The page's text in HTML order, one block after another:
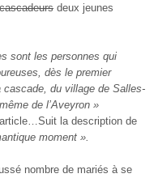
deux jeunes
sont les personnes qui
dès le premier
du village de Salles-
de l’Aveyron »
la description de
moment ».
nombre de mariés à se